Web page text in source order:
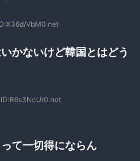
VbM0.net
かないけど韓国とはどう
て一切得にならん